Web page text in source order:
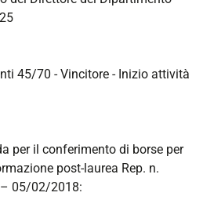
45/70 - Vincitore - Inizio attività
per il conferimento di borse per
post-laurea Rep. n.
05/02/2018: